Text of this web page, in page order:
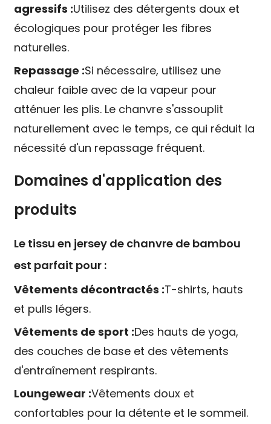
agressifs :Utilisez des détergents doux et
écologiques pour protéger les fibres
naturelles.
Repassage :Si nécessaire, utilisez une
chaleur faible avec de la vapeur pour
atténuer les plis. Le chanvre s'assouplit
naturellement avec le temps, ce qui réduit la
nécessité d'un repassage fréquent.
Domaines d'application des
produits
Le tissu en jersey de chanvre de bambou
est parfait pour :
Vêtements décontractés :T-shirts, hauts
et pulls légers.
Vêtements de sport :Des hauts de yoga,
des couches de base et des vêtements
d'entraînement respirants.
Loungewear :Vêtements doux et
confortables pour la détente et le sommeil.